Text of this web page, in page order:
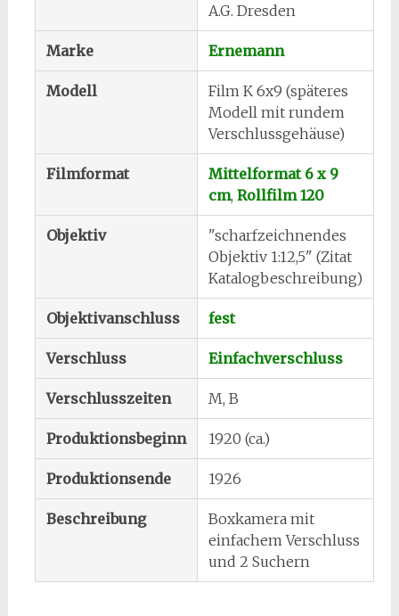
A.G. Dresden
Marke Ernemann
Modell
Film K 6x9 (späteres
Modell mit rundem
Verschlussgehäuse)
Filmformat
Mittelformat 6 x 9
cm, Rollfilm 120
Objektiv
"scharfzeichnendes
Objektiv 1:12,5" (Zitat
Katalogbeschreibung)
Objektivanschluss fest
Verschluss Einfachverschluss
Verschlusszeiten M, B
Produktionsbeginn 1920 (ca.)
Produktionsende 1926
Beschreibung
Boxkamera mit
einfachem Verschluss
und 2 Suchern